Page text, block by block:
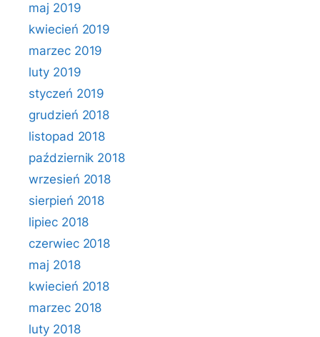
maj 2019
kwiecień 2019
marzec 2019
luty 2019
styczeń 2019
grudzień 2018
listopad 2018
październik 2018
wrzesień 2018
sierpień 2018
lipiec 2018
czerwiec 2018
maj 2018
kwiecień 2018
marzec 2018
luty 2018